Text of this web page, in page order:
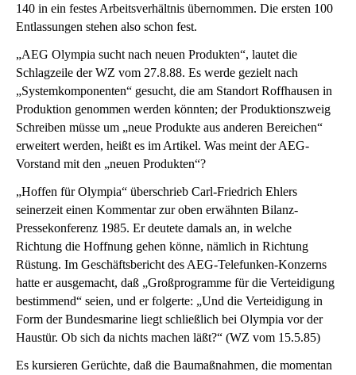
140 in ein festes Arbeitsverhältnis übernommen. Die ersten 100
Entlassungen stehen also schon fest.
„AEG Olympia sucht nach neuen Produkten“, lautet die
Schlagzeile der WZ vom 27.8.88. Es werde gezielt nach
„Systemkomponenten“ gesucht, die am Standort Roffhausen in
Produktion genommen werden könnten; der Produktionszweig
Schreiben müsse um „neue Produkte aus anderen Bereichen“
erweitert werden, heißt es im Artikel. Was meint der AEG-
Vorstand mit den „neuen Produkten“?
„Hoffen für Olympia“ überschrieb Carl-Friedrich Ehlers
seinerzeit einen Kommentar zur oben erwähnten Bilanz-
Pressekonferenz 1985. Er deutete damals an, in welche
Richtung die Hoffnung gehen könne, nämlich in Richtung
Rüstung. Im Geschäftsbericht des AEG-Telefunken-Konzerns
hatte er ausgemacht, daß „Großprogramme für die Verteidigung
bestimmend“ seien, und er folgerte: „Und die Verteidigung in
Form der Bundesmarine liegt schließlich bei Olympia vor der
Haustür. Ob sich da nichts machen läßt?“ (WZ vom 15.5.85)
Es kursieren Gerüchte, daß die Baumaßnahmen, die momentan